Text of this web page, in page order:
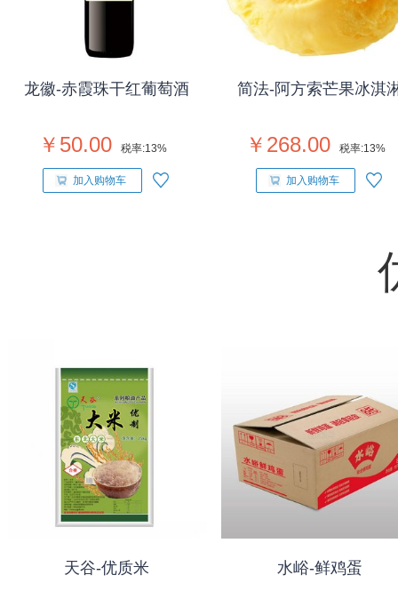
龙徽-赤霞珠干红葡萄酒
￥50.00 税率:13%
加入购物车
简法-阿方索芒果冰淇
￥268.00 税率:13%
加入购物车
天谷-优质米 水峪-鲜鸡蛋